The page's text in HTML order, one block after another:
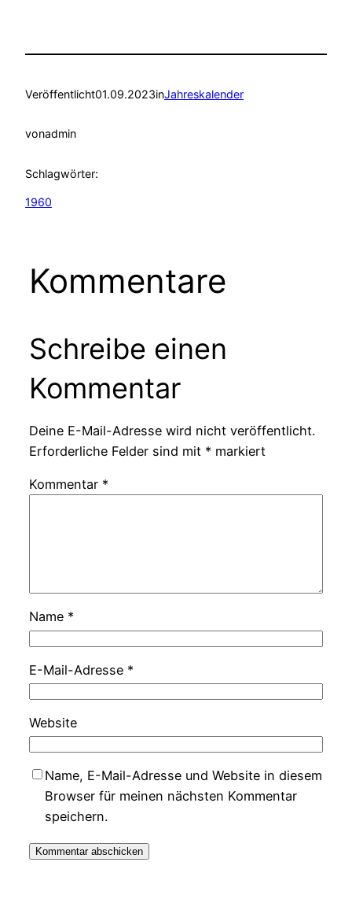
Veröffentlicht01.09.2023inJahreskalender
vonadmin
Schlagwörter:
1960
Kommentare
Schreibe einen
Kommentar
Deine E-Mail-Adresse wird nicht veröffentlicht.
Erforderliche Felder sind mit * markiert
Kommentar *
Name *
E-Mail-Adresse *
Website
Name, E-Mail-Adresse und Website in diesem
Browser für meinen nächsten Kommentar
speichern.